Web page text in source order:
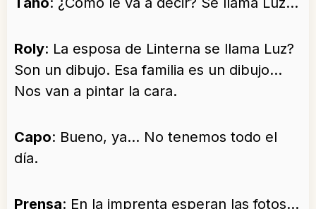
Roly: La esposa de Linterna se llama Luz?
Son un dibujo. Esa familia es un dibujo…
Nos van a pintar la cara.
Capo: Bueno, ya… No tenemos todo el
día.
Prensa: En la imprenta esperan las fotos…